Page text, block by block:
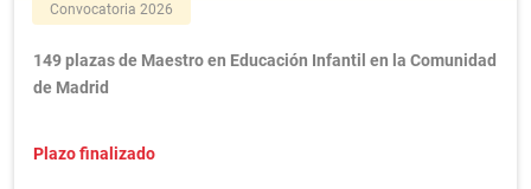
Convocatoria 2026
149 plazas de Maestro en Educación Infantil en la Comunidad
de Madrid
Plazo finalizado